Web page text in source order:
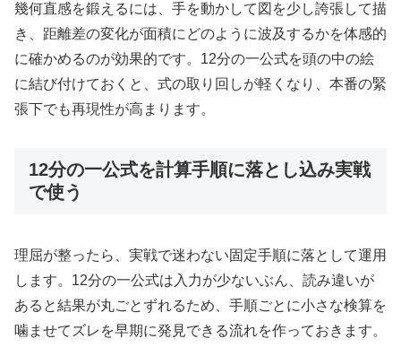
幾何直感を鍛えるには、手を動かして図を少し誇張して描
き、距離差の変化が面積にどのように波及するかを体感的
に確かめるのが効果的です。12分の一公式を頭の中の絵
に結び付けておくと、式の取り回しが軽くなり、本番の緊
張下でも再現性が高まります。
12分の一公式を計算手順に落とし込み実戦
で使う
理屈が整ったら、実戦で迷わない固定手順に落として運用
します。12分の一公式は入力が少ないぶん、読み違いが
あると結果が丸ごとずれるため、手順ごとに小さな検算を
噛ませてズレを早期に発見できる流れを作っておきます。